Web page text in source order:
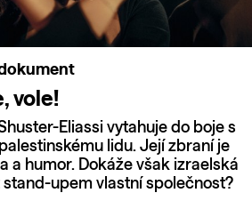
vole!
Eliassi vytahuje do boje s
lidu. Její zbraní je
a humor. Dokáže však izraelská
upem vlastní společnost?